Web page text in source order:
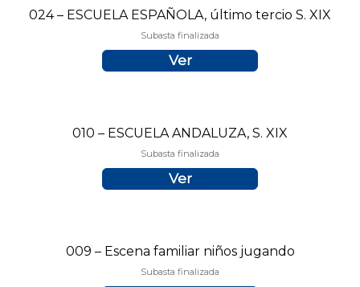
024 – ESCUELA ESPAÑOLA, último tercio S. XIX
Subasta finalizada
Ver
010 – ESCUELA ANDALUZA, S. XIX
Subasta finalizada
Ver
009 – Escena familiar niños jugando
Subasta finalizada